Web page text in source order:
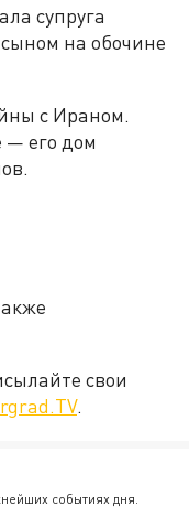
супруга
на обочине
с Ираном.
— его дом
свои
.
событиях дня.